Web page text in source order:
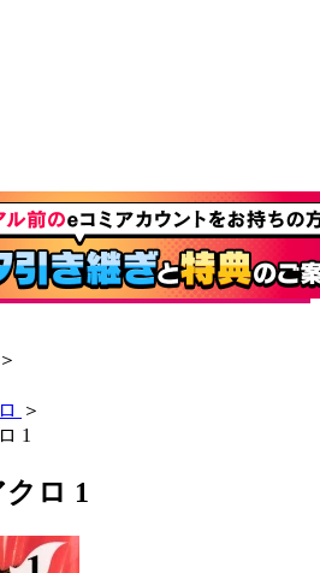
＞
＞
1
ロ 1